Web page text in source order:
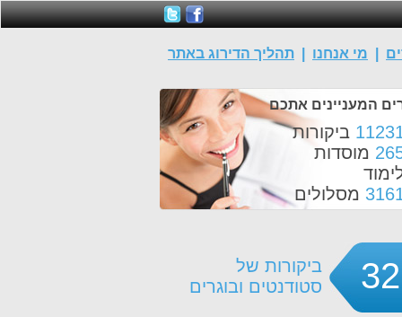
מי אנחנו תהליך הדירוג באתר
המעניינים אתכם
ביקורות
מוסדות
מסלולים
32
ביקורות של
סטודנטים ובוגרים